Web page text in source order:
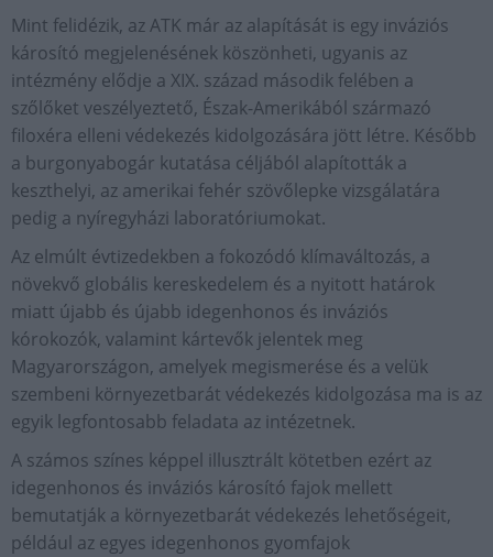
Mint felidézik, az ATK már az alapítását is egy inváziós
károsító megjelenésének köszönheti, ugyanis az
intézmény elődje a XIX. század második felében a
szőlőket veszélyeztető, Észak-Amerikából származó
filoxéra elleni védekezés kidolgozására jött létre. Később
a burgonyabogár kutatása céljából alapították a
keszthelyi, az amerikai fehér szövőlepke vizsgálatára
pedig a nyíregyházi laboratóriumokat.
Az elmúlt évtizedekben a fokozódó klímaváltozás, a
növekvő globális kereskedelem és a nyitott határok
miatt újabb és újabb idegenhonos és inváziós
kórokozók, valamint kártevők jelentek meg
Magyarországon, amelyek megismerése és a velük
szembeni környezetbarát védekezés kidolgozása ma is az
egyik legfontosabb feladata az intézetnek.
A számos színes képpel illusztrált kötetben ezért az
idegenhonos és inváziós károsító fajok mellett
bemutatják a környezetbarát védekezés lehetőségeit,
például az egyes idegenhonos gyomfajok